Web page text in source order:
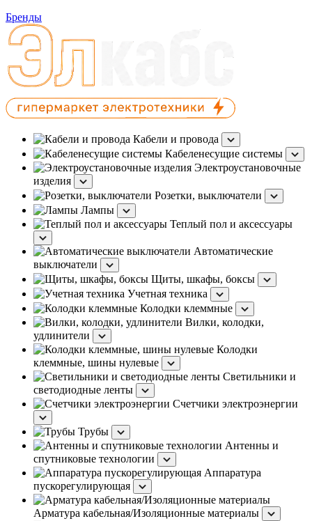
Бренды
Кабели и провода
Кабеленесущие системы
Электроустановочные
изделия
Розетки, выключатели
Лампы
Теплый пол и аксессуары
Автоматические
выключатели
Щиты, шкафы, боксы
Учетная техника
Колодки клеммные
Вилки, колодки,
удлинители
Колодки
клеммные, шины нулевые
Светильники и
светодиодные ленты
Счетчики электроэнергии
Трубы
Антенны и
спутниковые технологии
Аппаратура
пускорегулирующая
Арматура кабельная/Изоляционные материалы